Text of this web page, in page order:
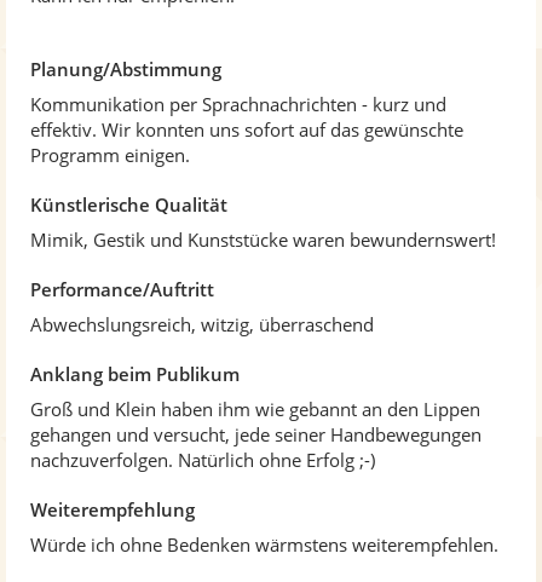
n
n
Planung/Abstimmung
Kommunikation per Sprachnachrichten - kurz und
effektiv. Wir konnten uns sofort auf das gewünschte
Programm einigen.
Künstlerische Qualität
Mimik, Gestik und Kunststücke waren bewundernswert!
Performance/Auftritt
Abwechslungsreich, witzig, überraschend
Anklang beim Publikum
Groß und Klein haben ihm wie gebannt an den Lippen
gehangen und versucht, jede seiner Handbewegungen
nachzuverfolgen. Natürlich ohne Erfolg ;-)
Weiterempfehlung
Würde ich ohne Bedenken wärmstens weiterempfehlen.